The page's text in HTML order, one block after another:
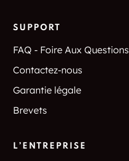
SUPPORT
FAQ - Foire Aux Questions
Contactez-nous
Garantie légale
Brevets
L’ENTREPRISE